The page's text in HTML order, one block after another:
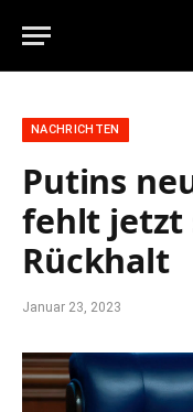
NACHRICHTEN
Putins
fehlt jetzt
Rückhalt
Januar 23, 2023